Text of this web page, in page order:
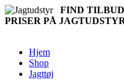
FIND
PRISER PÅ
Hjem
Shop
Jagttøj